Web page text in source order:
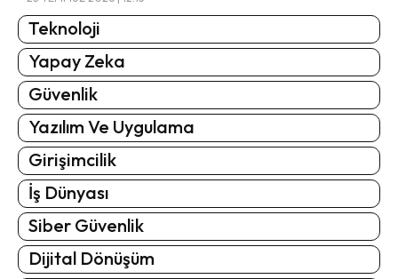
Teknoloji
Yapay Zeka
Güvenlik
Yazılım Ve Uygulama
Girişimcilik
İş Dünyası
Siber Güvenlik
Dijital Dönüşüm